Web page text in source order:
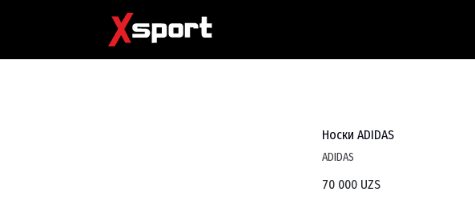
Носки ADIDAS
ADIDAS
70 000 UZS